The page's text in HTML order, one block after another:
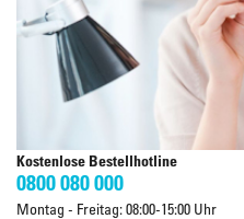
Kostenlose Bestellhotline
0800 080 000
Montag - Freitag: 08:00-15:00 Uhr